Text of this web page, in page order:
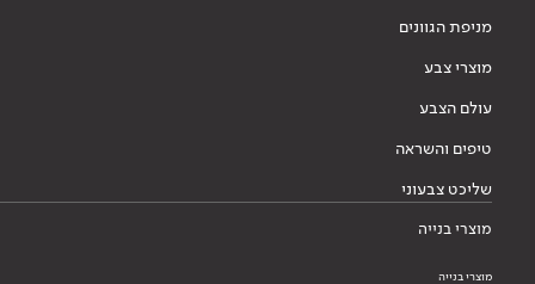
מניפת הגוונים
מוצרי צבע
עולם הצבע
טיפים והשראה
שליכט צבעוני
מוצרי בנייה
מוצרי בנייה